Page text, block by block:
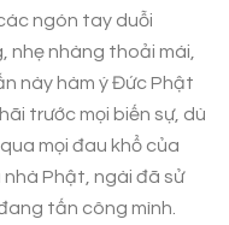
ngón tay duỗi
nhàng thoải mái,
này hàm ý Đức Phật
trước mọi biến sự, dù
mọi đau khổ của
Phật, ngài đã sử
tấn công mình.